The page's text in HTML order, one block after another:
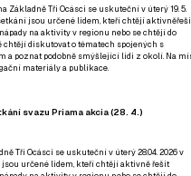
Základně Tři Ocásci se uskuteční v úterý 19. 5.
setkání jsou určené lidem, kteří chtějí
na aktivity v regionu nebo se chtějí do
chtějí diskutovat o tématech spojených s
a poznat podobně smýšlející lidi z okolí. Na
materiály a publikace.
svazu Priama akcia (28. 4.)
Tři Ocásci se uskuteční v úterý 28.04. 2026 v
jsou určené lidem, kteří chtějí aktivně řešit